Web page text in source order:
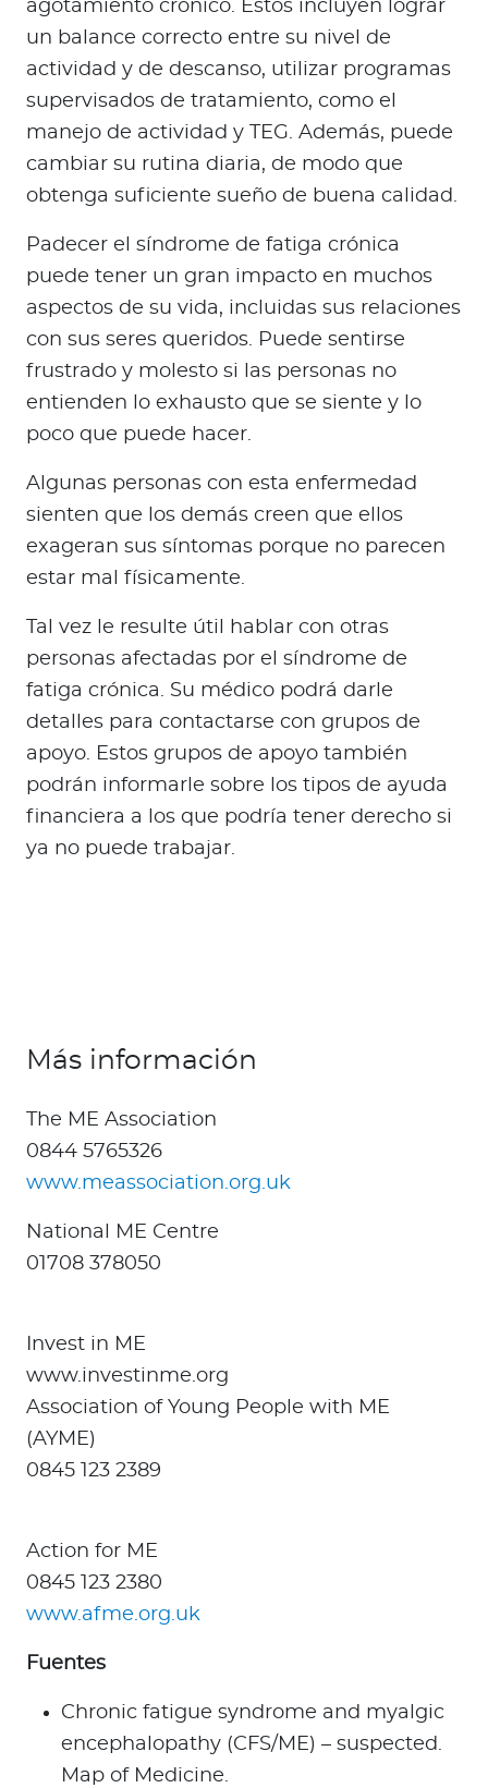
agotamiento crónico. Estos incluyen lograr
un balance correcto entre su nivel de
actividad y de descanso, utilizar programas
supervisados de tratamiento, como el
manejo de actividad y TEG. Además, puede
cambiar su rutina diaria, de modo que
obtenga suficiente sueño de buena calidad.
Padecer el síndrome de fatiga crónica
puede tener un gran impacto en muchos
aspectos de su vida, incluidas sus relaciones
con sus seres queridos. Puede sentirse
frustrado y molesto si las personas no
entienden lo exhausto que se siente y lo
poco que puede hacer.
Algunas personas con esta enfermedad
sienten que los demás creen que ellos
exageran sus síntomas porque no parecen
estar mal físicamente.
Tal vez le resulte útil hablar con otras
personas afectadas por el síndrome de
fatiga crónica. Su médico podrá darle
detalles para contactarse con grupos de
apoyo. Estos grupos de apoyo también
podrán informarle sobre los tipos de ayuda
financiera a los que podría tener derecho si
ya no puede trabajar.
Más información
The ME Association
0844 5765326
www.meassociation.org.uk
National ME Centre
01708 378050
Invest in ME
www.investinme.org
Association of Young People with ME
(AYME)
0845 123 2389
Action for ME
0845 123 2380
www.afme.org.uk
Fuentes
Chronic fatigue syndrome and myalgic
encephalopathy (CFS/ME) – suspected.
Map of Medicine.